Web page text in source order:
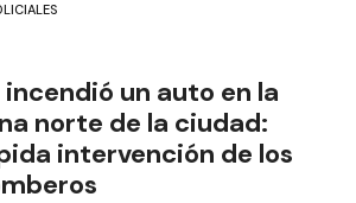
incendió un auto en la
norte de la ciudad:
intervención de los